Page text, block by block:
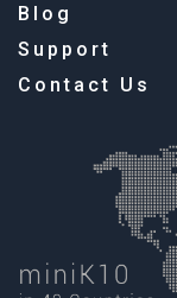
Blog
Support
Contact Us